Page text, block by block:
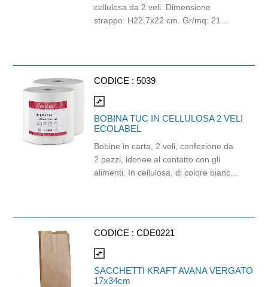
cellulosa da 2 veli. Dimensione
strappo: H22,7x22 cm. Gr/mq: 21
CODICE : 5039
compare_arrows
BOBINA TUC IN CELLULOSA 2 VELI
ECOLABEL
Bobine in carta, 2 veli, confezione da
2 pezzi, idonee al contatto con gli
alimenti. In cellulosa, di colore bianco
CODICE : CDE0221
compare_arrows
SACCHETTI KRAFT AVANA VERGATO
17x34cm